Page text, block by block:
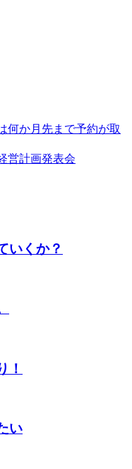
何か月先まで予約が取
営計画発表会
いくか？
！
い